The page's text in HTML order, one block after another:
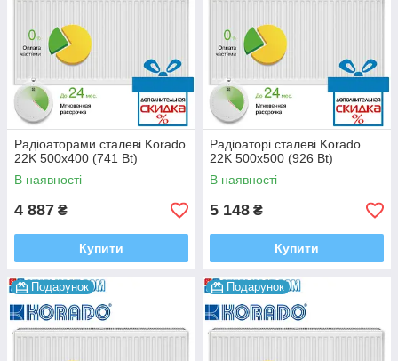
Радіоаторами сталеві Korado
22K 500x400 (741 Bt)
В наявності
4 887 ₴
Купити
Радіоаторі сталеві Korado
22K 500x500 (926 Bt)
В наявності
5 148 ₴
Купити
Подарунок Подарунок